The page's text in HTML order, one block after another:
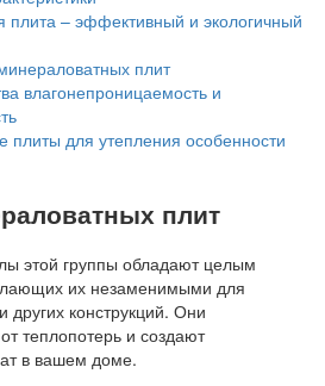
плита – эффективный и экологичный
плит
влагонепроницаемость и
плиты для утепления особенности
плит
этой группы обладают целым
их незаменимыми для
других конструкций. Они
теплопотерь и создают
в вашем доме.